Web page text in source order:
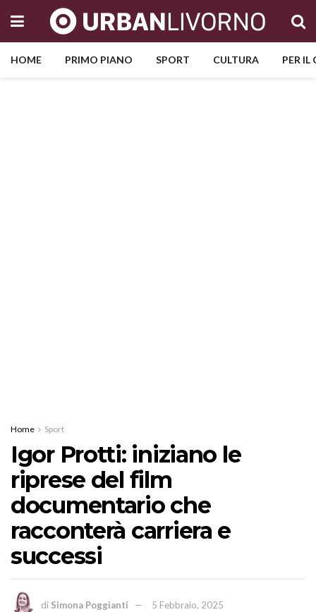
HOME PRIMO PIANO SPORT CULTURA PER
Home Sport
Igor Protti: iniziano le
riprese del film
documentario che
racconterà carriera e
successi
di Simona Poggianti 5 Febbraio, 2025